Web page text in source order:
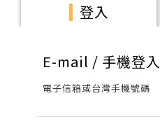
登入
E-mail / 手機登入
電子信箱或台灣手機號碼